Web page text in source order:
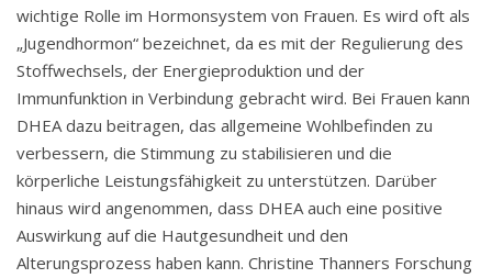
wichtige Rolle im Hormonsystem von Frauen. Es wird oft als
„Jugendhormon“ bezeichnet, da es mit der Regulierung des
Stoffwechsels, der Energieproduktion und der
Immunfunktion in Verbindung gebracht wird. Bei Frauen kann
DHEA dazu beitragen, das allgemeine Wohlbefinden zu
verbessern, die Stimmung zu stabilisieren und die
körperliche Leistungsfähigkeit zu unterstützen. Darüber
hinaus wird angenommen, dass DHEA auch eine positive
Auswirkung auf die Hautgesundheit und den
Alterungsprozess haben kann. Christine Thanners Forschung